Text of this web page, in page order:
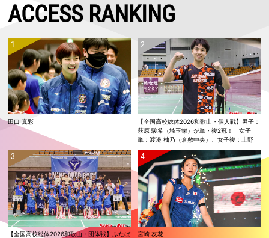
ACCESS RANKING
田口 真彩
【全国高校総体2026和歌山・個人戦】男子：
萩原 駿希（埼玉栄）が単・複2冠！ 女子
単：渡邉 柚乃（倉敷中央）、女子複：上野
覇！
【全国高校総体2026和歌山・団体戦】ふたば
宮崎 友花